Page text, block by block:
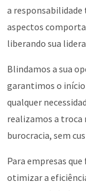
a
aspectos
liberando sua
Blindamos a sua
garantimos o início
qualquer
realizamos a troca
burocracia, sem
Para empresas
otimizar a